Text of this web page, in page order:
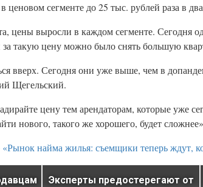
ценовом сегменте до 25 тыс. рублей раза в
цены выросли в каждом сегменте. Сегодня
за такую цену можно было снять большую
вверх. Сегодня они уже выше, чем в
Щегельский.
цену тем арендаторам, которые уже
нового, такого же хорошего, будет
«Рынок найма жилья: съемщики теперь ждут,
Эксперты предостерегают от